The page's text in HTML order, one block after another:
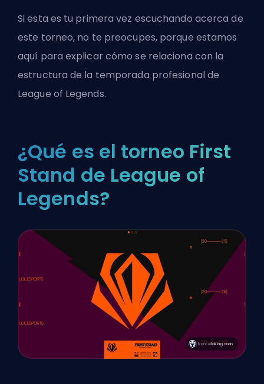
Si esta es tu primera vez escuchando acerca de
este torneo, no te preocupes, porque estamos
aquí para explicar cómo se relaciona con la
estructura de la temporada profesional de
League of Legends.
¿Qué es el torneo First
Stand de League of
Legends?